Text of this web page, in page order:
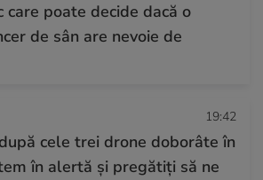
care poate decide dacă o
de sân are nevoie de
19:42
cele trei drone doborâte în
în alertă și pregătiți să ne